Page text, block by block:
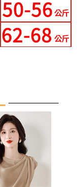
帳款。
的，商店將以您的個人
項蒐集、處理及利用，
對及更正。
userRule
顯示為準，若有關於
繫「AFTEE先享後付
support/home
後付」服務完成之交
相關給付款項請求債
同意方可使用
，本公司不負相關責
用戶狀況，依本公司即
本公司將視審查結果
現惡意使用之情形，
採取法律行動。